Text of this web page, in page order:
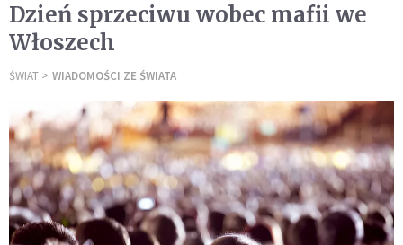
Dzień sprzeciwu wobec mafii we
Włoszech
ŚWIAT WIADOMOŚCI ZE ŚWIATA